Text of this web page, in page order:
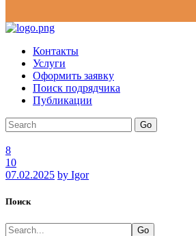
Контакты
Услуги
Оформить заявку
Поиск подрядчика
Публикации
Go
8
10
07.02.2025 by Igor
Поиск
Go